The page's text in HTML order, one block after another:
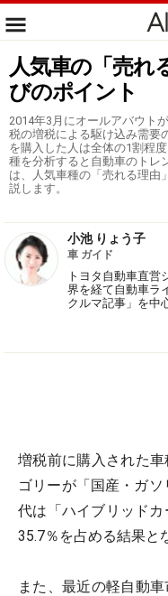
人気車の「売れ
びのポイント
2014年3月にオールアバウト
税の増税による駆け込み需要
を購入した人は全体の1割程
種を分析すると自動車のトレ
は、人気車種の「売れる理由
説します。
小池 りょう子
車 ガイド
トヨタ自動車直営
界を経て自動車ラ
クルマ記事」を中
増税前に購入された
ゴリーが「国産・ガ
代は「ハイブリッド
35.7％を占める結果と
また、最近の軽自動